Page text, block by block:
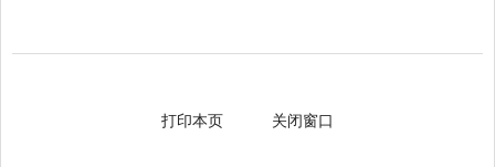
打印本页 关闭窗口